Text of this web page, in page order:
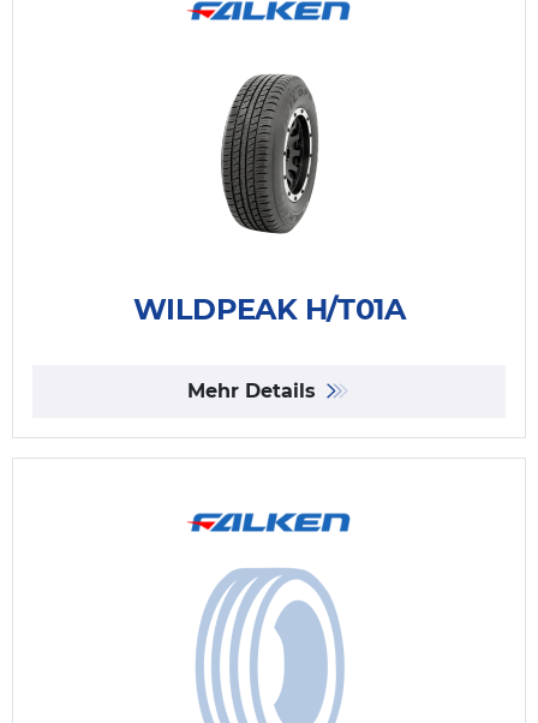
WILDPEAK H/T01A
Mehr Details